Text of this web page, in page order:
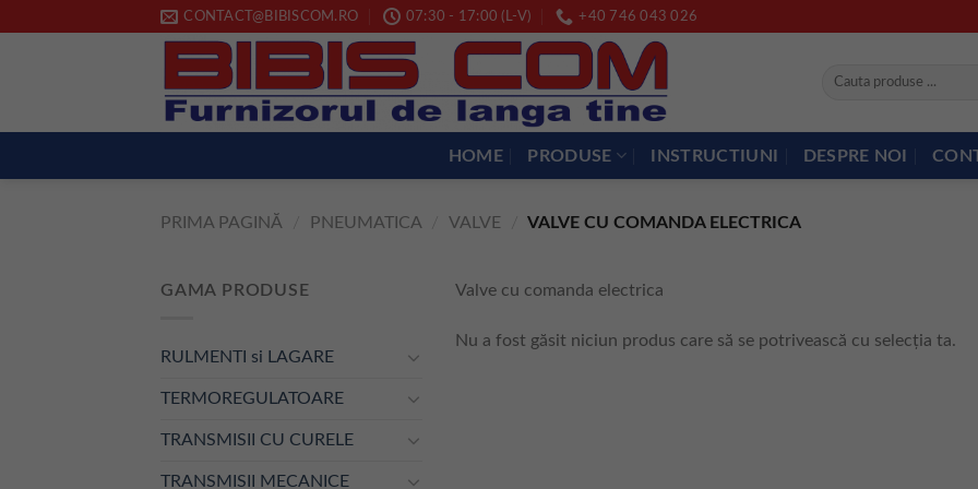
CONTACT@BIBISCOM.RO 07:30 - 17:00 (L-V) +40 746 043 026
Caută
HOME PRODUSE INSTRUCTIUNI DESPRE NOI
PRIMA PAGINĂ PNEUMATICA VALVE VALVE CU COMANDA ELECTRICA
GAMA PRODUSE
RULMENTI si LAGARE
TERMOREGULATOARE
TRANSMISII CU CURELE
TRANSMISII MECANICE
Valve cu comanda electrica
Nu a fost găsit niciun produs care să se potrivească cu selecția ta.